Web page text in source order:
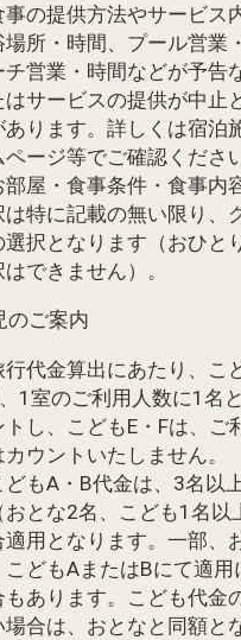
事の提供方法やサービス
場所・時間、プール営業
チ営業・時間などが予告
はサービスの提供が中止
あります。詳しくは宿泊
ページ等でご確認くださ
部屋・食事条件・食事内
は特に記載の無い限り、
選択となります（おひと
できません）。
のご案内
行代金算出にあたり、こ
1室のご利用人数に1名
トし、こどもE・Fは、ご
カウントいたしません。
どもA・B代金は、3名以
おとな2名、こども1名以
適用となります。一部、
こどもAまたはBにて適用
もあります。こども代金
場合は、おとなと同額と